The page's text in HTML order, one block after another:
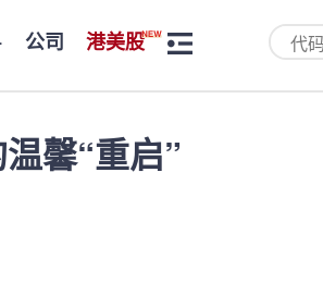
公司 港美股
馨“重启”